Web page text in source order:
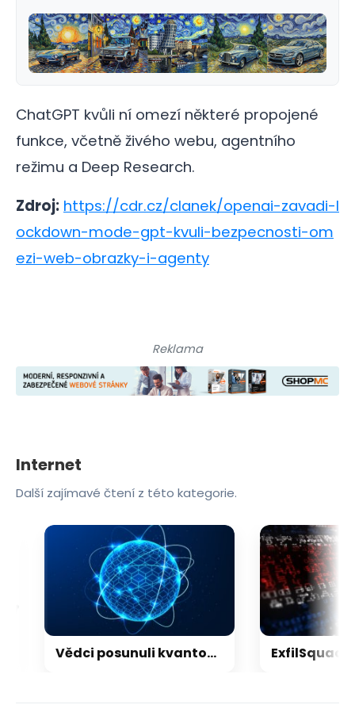
ChatGPT kvůli ní omezí některé propojené
funkce, včetně živého webu, agentního
režimu a Deep Research.
Zdroj: https://cdr.cz/clanek/openai-zavadi-l
ockdown-mode-gpt-kvuli-bezpecnosti-om
ezi-web-obrazky-i-agenty
Reklama
Internet
Další zajímavé čtení z této kategorie.
Vědci posunuli kvantový internet. Propojili ho s běžným internetem